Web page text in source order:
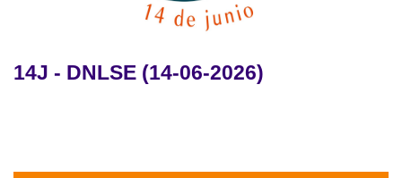
14J - DNLSE (14-06-2026)